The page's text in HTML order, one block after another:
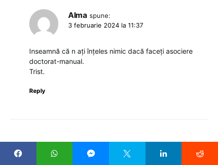
Alma spune:
3 februarie 2024 la 11:37
Inseamnă că n ați înțeles nimic dacă faceți asociere
doctorat-manual.
Trist.
Reply